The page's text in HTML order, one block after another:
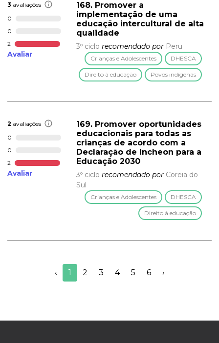
3 avaliações
0
0
2
Avaliar
168. Promover a
implementação de uma
educação intercultural de alta
qualidade
3º ciclo recomendado por Peru
Crianças e Adolescentes DHESCA
Direito à educação Povos indígenas
2 avaliações
0
0
2
Avaliar
169. Promover oportunidades
educacionais para todas as
crianças de acordo com a
Declaração de Incheon para a
Educação 2030
3º ciclo recomendado por Coreia do
Sul
Crianças e Adolescentes DHESCA
Direito à educação
‹ 1 2 3 4 5 6 ›